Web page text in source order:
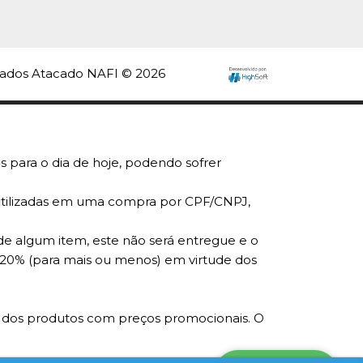
INDISPONÍVEL
COMPRAR
INDISPONÍVEL
Atacado NAFI © 2026
para o dia de hoje, podendo sofrer
em uma compra por CPF/CNPJ,
algum item, este não será entregue e o
(para mais ou menos) em virtude dos
produtos com preços promocionais. O